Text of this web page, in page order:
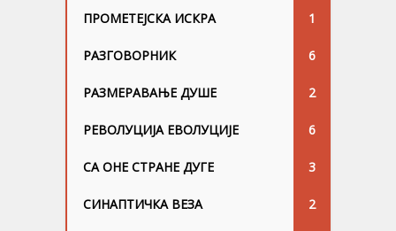
ПРОМЕТЕЈСКА ИСКРА 1
РАЗГОВОРНИК 6
РАЗМЕРАВАЊЕ ДУШЕ 2
РЕВОЛУЦИЈА ЕВОЛУЦИЈЕ 6
СА ОНЕ СТРАНЕ ДУГЕ 3
СИНАПТИЧКА ВЕЗА 2